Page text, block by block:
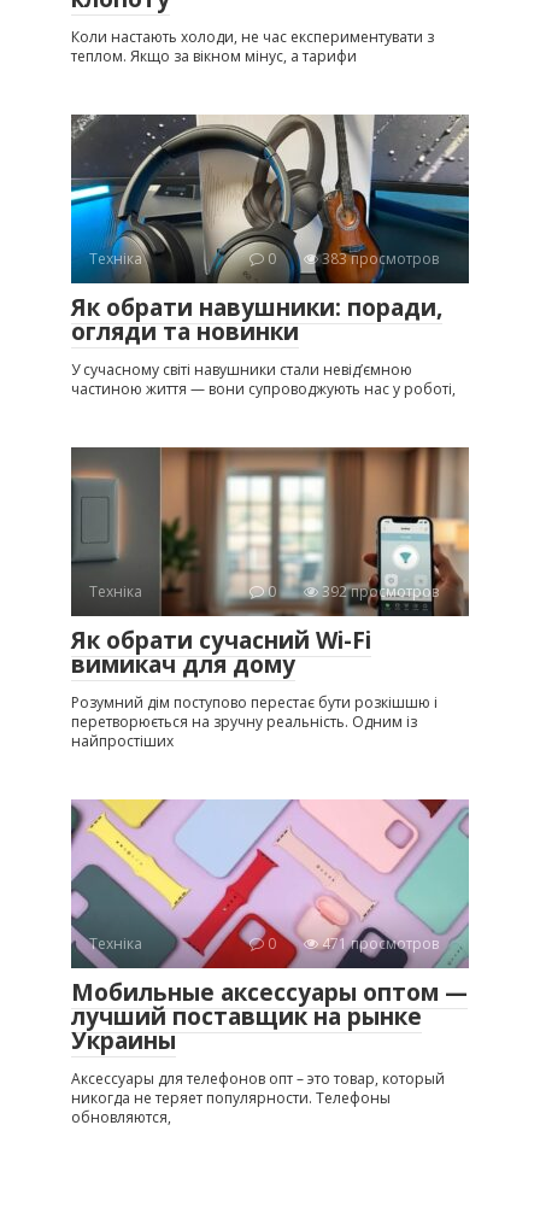
Коли настають холоди, не час експериментувати з
теплом. Якщо за вікном мінус, а тарифи
Техніка 0 383 просмотров
Як обрати навушники: поради,
огляди та новинки
У сучасному світі навушники стали невід’ємною
частиною життя — вони супроводжують нас у роботі,
Техніка 0 392 просмотров
Як обрати сучасний Wi-Fi
вимикач для дому
Розумний дім поступово перестає бути розкішшю і
перетворюється на зручну реальність. Одним із
найпростіших
Техніка 0 471 просмотров
Мобильные аксессуары оптом —
лучший поставщик на рынке
Украины
Аксессуары для телефонов опт – это товар, который
никогда не теряет популярности. Телефоны
обновляются,